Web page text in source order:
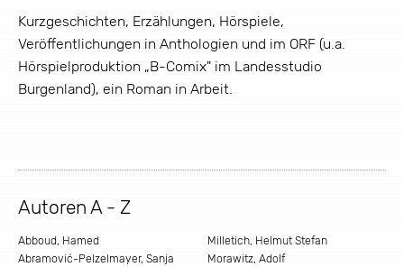
Kurzgeschichten, Erzählungen, Hörspiele,
Veröffentlichungen in Anthologien und im ORF (u.a.
Hörspielproduktion „B-Comix" im Landesstudio
Burgenland), ein Roman in Arbeit.
Autoren A - Z
Abboud, Hamed
Abramović-Pelzelmayer, Sanja
Milletich, Helmut Stefan
Morawitz, Adolf